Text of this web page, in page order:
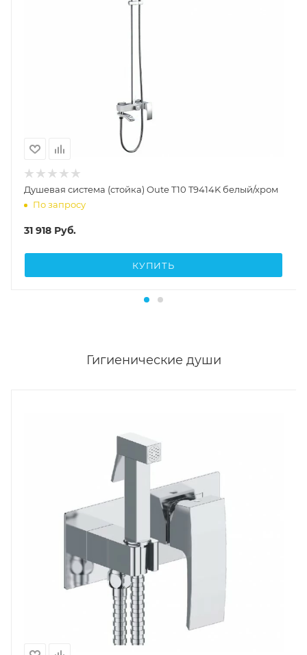
Душевая система (стойка) Oute T10 T9414K белый/хром
По запросу
31 918 Руб.
КУПИТЬ
Гигиенические души